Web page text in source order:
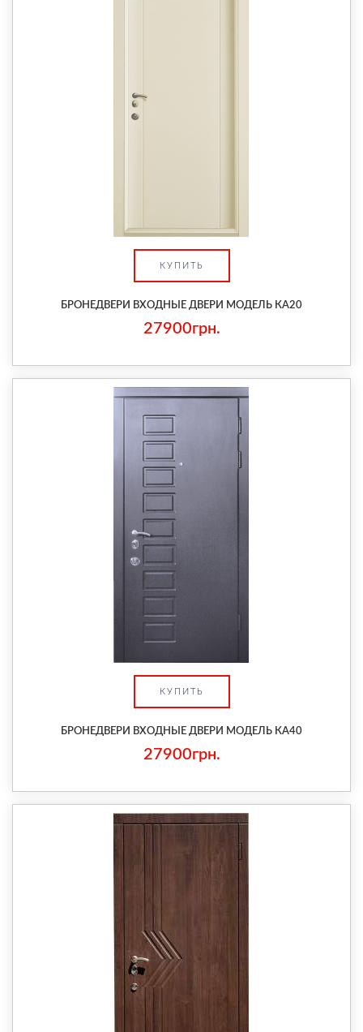
КУПИТЬ
БРОНЕДВЕРИ ВХОДНЫЕ ДВЕРИ МОДЕЛЬ КА20
27900грн.
КУПИТЬ
БРОНЕДВЕРИ ВХОДНЫЕ ДВЕРИ МОДЕЛЬ КА40
27900грн.